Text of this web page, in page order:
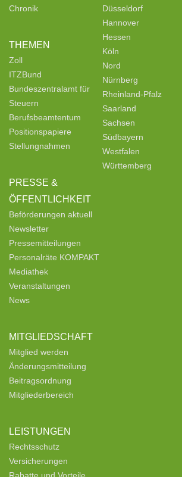
Chronik
THEMEN
Zoll
ITZBund
Bundeszentralamt für
Steuern
Berufsbeamtentum
Positionspapiere
Stellungnahmen
PRESSE &
ÖFFENTLICHKEIT
Beförderungen aktuell
Newsletter
Pressemitteilungen
Personalräte KOMPAKT
Mediathek
Veranstaltungen
News
MITGLIEDSCHAFT
Mitglied werden
Änderungsmitteilung
Beitragsordnung
Mitgliederbereich
LEISTUNGEN
Rechtsschutz
Versicherungen
Düsseldorf
Hannover
Hessen
Köln
Nord
Nürnberg
Rheinland-Pfalz
Saarland
Sachsen
Südbayern
Westfalen
Württemberg